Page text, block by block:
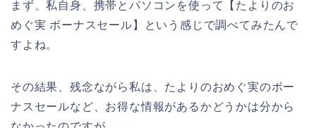
まず、私自身、携帯とパソコンを使って【たよりのお
めぐ実 ボーナスセール】という感じで調べてみたんで
すよね。
その結果、残念ながら私は、たよりのおめぐ実のボー
ナスセールなど、お得な情報があるかどうかは分から